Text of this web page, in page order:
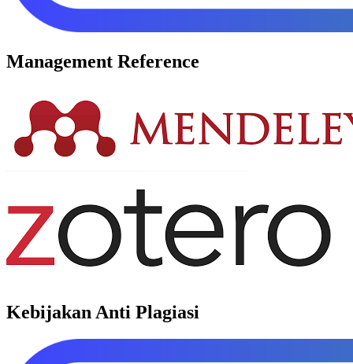
Management Reference
Kebijakan Anti Plagiasi